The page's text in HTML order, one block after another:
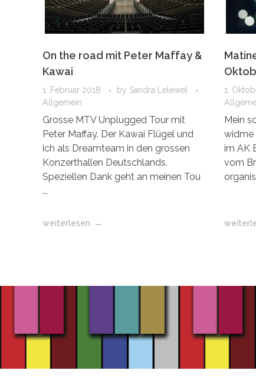
On the road mit Peter Maffay &
Kawai
1. Februar 2018 by Sandra Lelewel
Allgemein
Grosse MTV Unplugged Tour mit
Peter Maffay. Der Kawai Flügel und
ich als Dreamteam in den grossen
Konzerthallen Deutschlands.
Speziellen Dank geht an meinen Tou
...
weiterlesen
1.
Mein
widme
im AK
vom